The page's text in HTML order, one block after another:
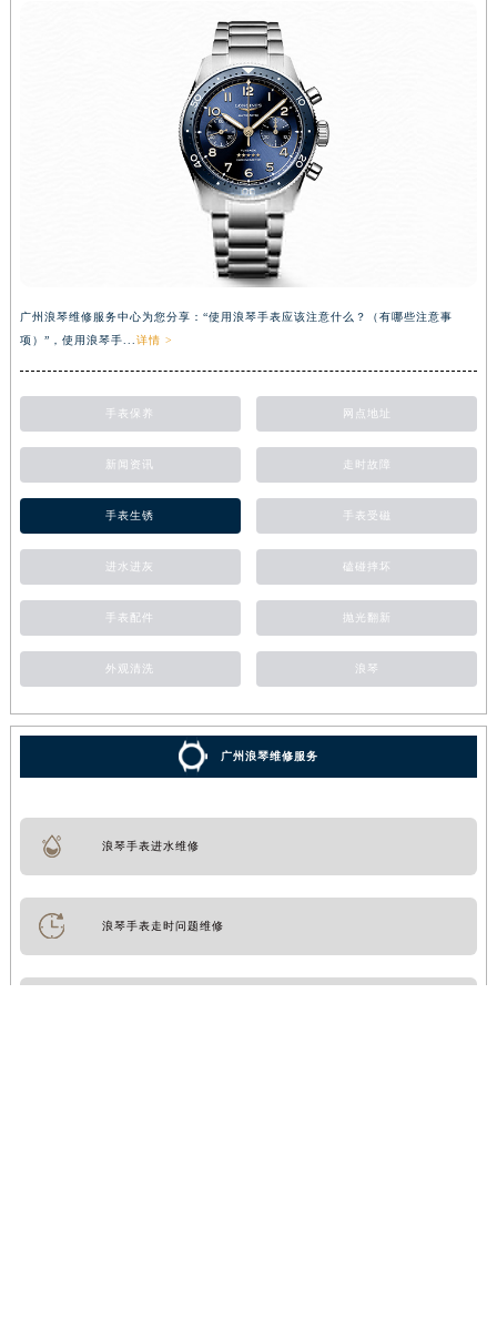
广州浪琴维修服务中心为您分享：“使用浪琴手表应该注意什么？（有哪些注意事
项）”，使用浪琴手... 详情 >
手表保养 网点地址
新闻资讯 走时故障
手表生锈 手表受磁
进水进灰 磕碰摔坏
手表配件 抛光翻新
外观清洗 浪琴
广州浪琴维修服务
浪琴手表进水维修
浪琴手表走时问题维修